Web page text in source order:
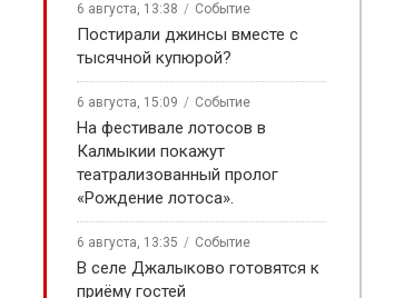
6 августа, 13:38 Событие
Постирали джинсы вместе с
тысячной купюрой?
6 августа, 15:09 Событие
На фестивале лотосов в
Калмыкии покажут
театрализованный пролог
«Рождение лотоса».
6 августа, 13:35 Событие
В селе Джалыково готовятся к
приёму гостей